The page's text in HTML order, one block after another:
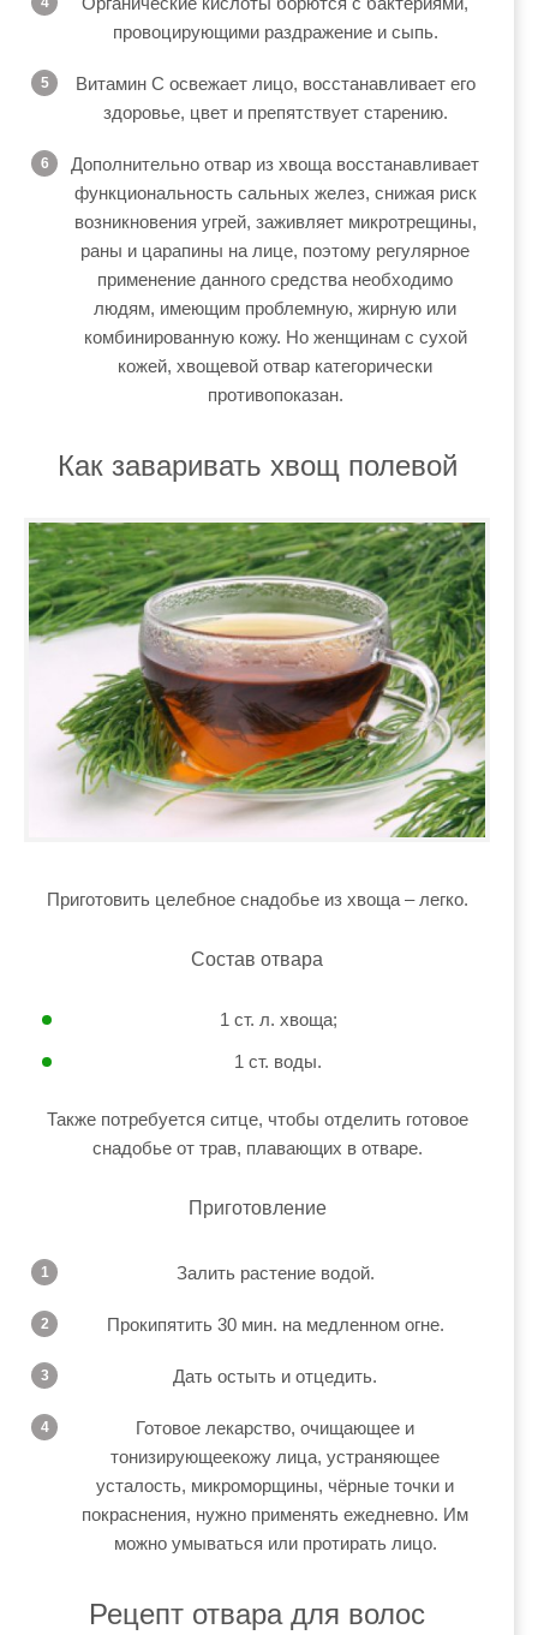
провоцирующими раздражение и сыпь.
Витамин С освежает лицо, восстанавливает его
здоровье, цвет и препятствует старению.
Дополнительно отвар из хвоща восстанавливает
функциональность сальных желез, снижая риск
возникновения угрей, заживляет микротрещины,
раны и царапины на лице, поэтому регулярное
применение данного средства необходимо
людям, имеющим проблемную, жирную или
комбинированную кожу. Но женщинам с сухой
кожей, хвощевой отвар категорически
противопоказан.
Как заваривать хвощ полевой
Приготовить целебное снадобье из хвоща – легко.
Состав отвара
1 ст. л. хвоща;
1 ст. воды.
Также потребуется ситце, чтобы отделить готовое
снадобье от трав, плавающих в отваре.
Приготовление
Залить растение водой.
Прокипятить 30 мин. на медленном огне.
Дать остыть и отцедить.
Готовое лекарство, очищающее и
тонизирующеекожу лица, устраняющее
усталость, микроморщины, чёрные точки и
покраснения, нужно применять ежедневно. Им
можно умываться или протирать лицо.
Рецепт отвара для волос